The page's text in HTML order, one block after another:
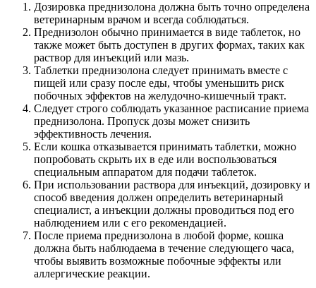
Дозировка преднизолона должна быть точно определена
ветеринарным врачом и всегда соблюдаться.
Преднизолон обычно принимается в виде таблеток, но
также может быть доступен в других формах, таких как
раствор для инъекций или мазь.
Таблетки преднизолона следует принимать вместе с
пищей или сразу после еды, чтобы уменьшить риск
побочных эффектов на желудочно-кишечный тракт.
Следует строго соблюдать указанное расписание приема
преднизолона. Пропуск дозы может снизить
эффективность лечения.
Если кошка отказывается принимать таблетки, можно
попробовать скрыть их в еде или воспользоваться
специальным аппаратом для подачи таблеток.
При использовании раствора для инъекций, дозировку и
способ введения должен определить ветеринарный
специалист, а инъекции должны проводиться под его
наблюдением или с его рекомендацией.
После приема преднизолона в любой форме, кошка
должна быть наблюдаема в течение следующего часа,
чтобы выявить возможные побочные эффекты или
аллергические реакции.